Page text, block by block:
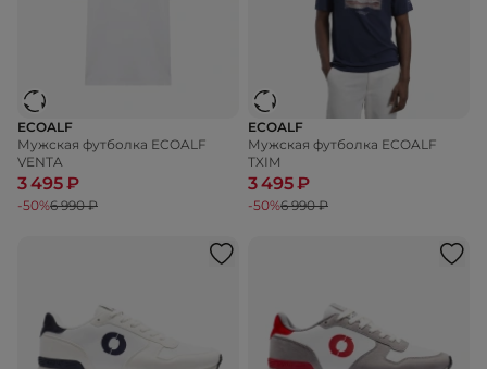
ECOALF
Мужская футболка ECOALF
VENTA
3 495 ₽
-50%6 990 ₽
ECOALF
Мужская футболка ECOALF
TXIM
3 495 ₽
-50%6 990 ₽